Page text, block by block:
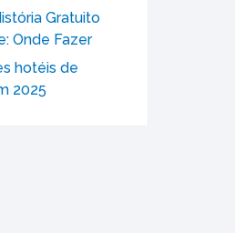
Gratuito
Onde Fazer
hotéis de
2025